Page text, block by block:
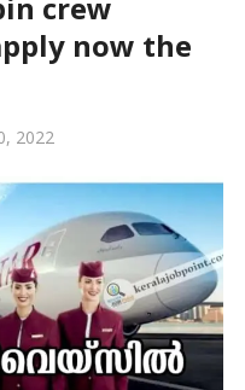
now the
2022